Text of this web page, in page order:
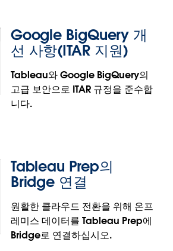
램에 통합하는 동시에 브랜드 일
용자 상호 작용을 향상할 수 있습니
터
을 얻으십시오.
Google BigQuery 개
선 사항(ITAR 지원)
Tableau와 Google BigQuery의
고급 보안으로 ITAR 규정을 준수합
니다.
Private Service
Managed
Tableau Prep의
Bridge 연결
원활한 클라우드 전환을 위해 온프
레미스 데이터를 Tableau Prep에
Bridge로 연결하십시오.